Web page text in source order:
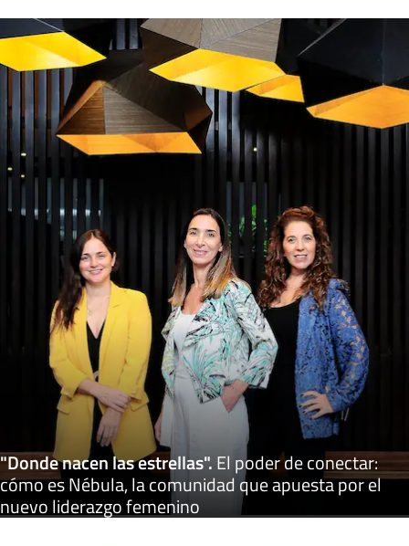
"Donde nacen las estrellas".El poder de conectar:
cómo es Nébula, la comunidad que apuesta por el
nuevo liderazgo femenino